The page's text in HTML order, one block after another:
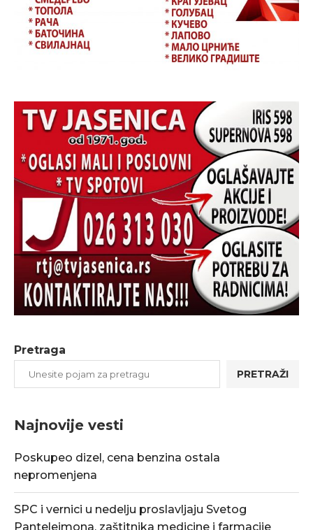
Pretraga
PRETRAŽI
Najnovije vesti
Poskupeo dizel, cena benzina ostala
nepromenjena
SPC i vernici u nedelju proslavljaju Svetog
Pantelejmona, zaštitnika medicine i farmacije